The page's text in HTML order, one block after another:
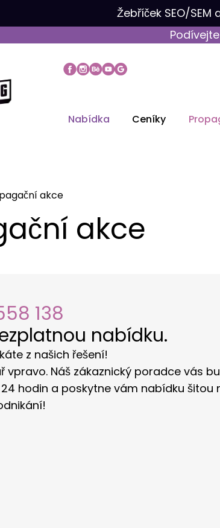
Žebříček SEO/SEM
Nabídka Ceníky
akce
akce
138
nabídku.
z našich řešení!
vpravo. Náš zákaznický poradce vás
hodin a poskytne vám nabídku šitou